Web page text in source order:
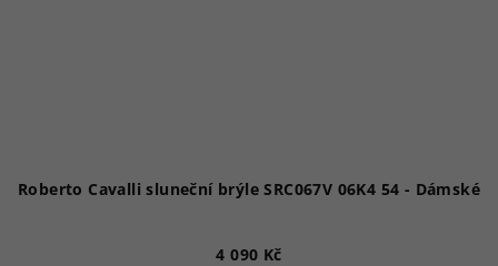
Roberto Cavalli sluneční brýle SRC067V 06K4 54 - Dámské
4 090 Kč